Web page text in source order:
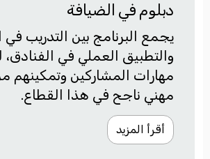
دبلوم في الضيافة
يجمع البرنامج بين التدريب في
والتطبيق العملي في الفنادق،
مهارات المشاركين وتمكينهم
مهني ناجح في هذا القطاع.
أقرأ المزيد